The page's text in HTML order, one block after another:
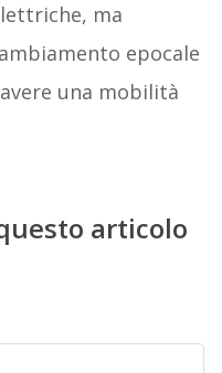
ma
epocale
una mobilità
articolo